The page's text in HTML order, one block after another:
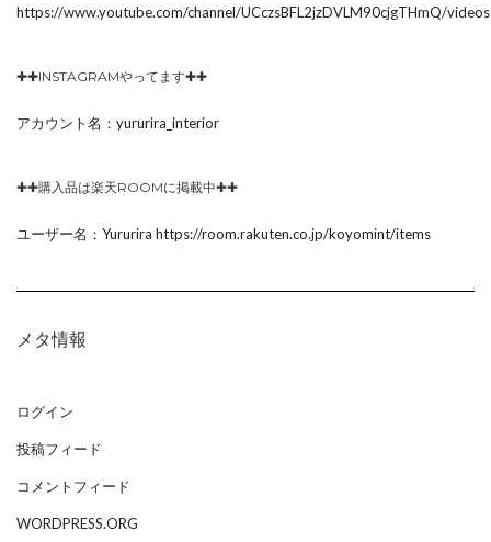
https://www.youtube.com/channel/UCczsBFL2jzDVLM90cjgTHmQ/videos
✚✚INSTAGRAMやってます✚✚
アカウント名：yururira_interior
✚✚購入品は楽天ROOMに掲載中✚✚
ユーザー名：Yururira https://room.rakuten.co.jp/koyomint/items
メタ情報
ログイン
投稿フィード
コメントフィード
WORDPRESS.ORG